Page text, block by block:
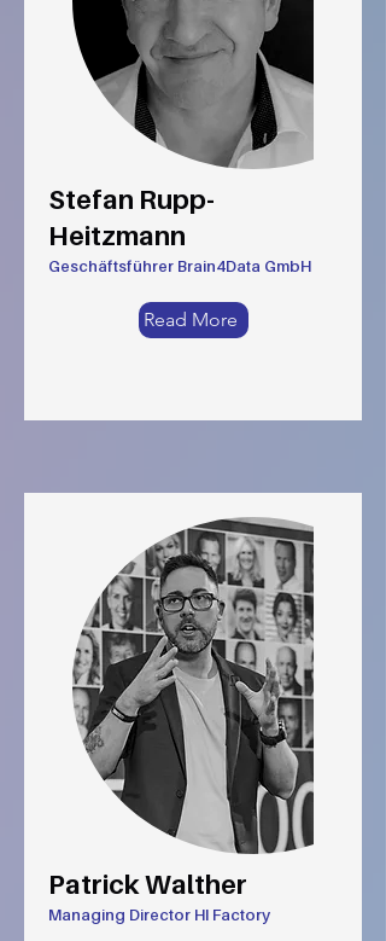
Stefan Rupp-
Heitzmann
Geschäftsführer Brain4Data GmbH
Read More
Patrick Walther
Managing Director HI Factory